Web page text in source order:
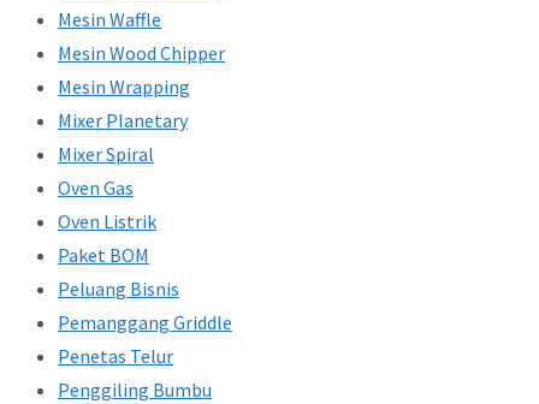
Mesin Waffle
Mesin Wood Chipper
Mesin Wrapping
Mixer Planetary
Mixer Spiral
Oven Gas
Oven Listrik
Paket BOM
Peluang Bisnis
Pemanggang Griddle
Penetas Telur
Penggiling Bumbu